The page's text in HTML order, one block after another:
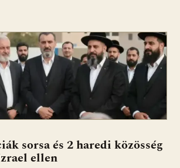
sorsa és 2 haredi közösség
ellen